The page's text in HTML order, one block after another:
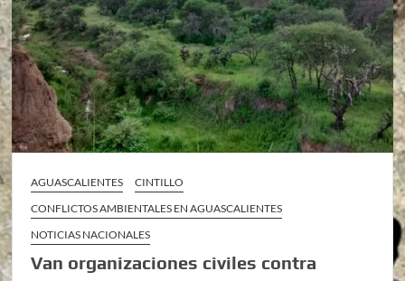
AGUASCALIENTES
CINTILLO
CONFLICTOS AMBIENTALES EN AGUASCALIENTES
NOTICIAS NACIONALES
Van organizaciones civiles contra